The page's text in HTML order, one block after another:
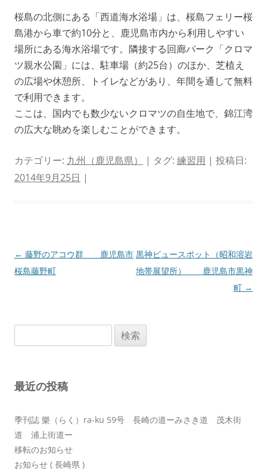
桜島の北側にある「西道海水浴場」は、桜島フェリー桜
島港から車で約10分と、鹿児島市内から利用しやすい
場所にある海水浴場です。隣接する回廊パーク「クロマ
ツ親水公園」には、駐車場（約25台）のほか、芝植え
の広場や休憩所、トイレなどがあり、年間を通して無料
で利用できます。
ここは、国内でも数少ないクロマツの自生地で、錦江湾
の広大な眺めを楽しむことができます。
カテゴリー: 九州（鹿児島県） | タグ: 練習用 | 投稿日:
2014年9月25日 |
投
稿
ン
← 藤野のアコウ群 鹿児島市
桜島藤野町
黒神ビュースポット（昭和溶岩
地帯展望所） 鹿児島市黒神
町 →
索:
最近の投稿
季刊誌 樂（らく）ra-ku 59号 長崎の道ーみさき道 茂木街
道 浦上街道ー
移転のお知らせ
お知らせ ( 長崎県 )